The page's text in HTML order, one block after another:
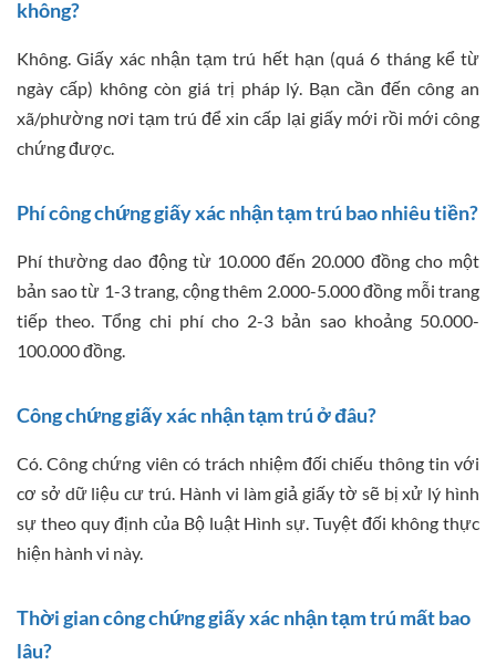
không?
Không. Giấy xác nhận tạm trú hết hạn (quá 6 tháng kể từ
ngày cấp) không còn giá trị pháp lý. Bạn cần đến công an
xã/phường nơi tạm trú để xin cấp lại giấy mới rồi mới công
chứng được.
Phí công chứng giấy xác nhận tạm trú bao nhiêu tiền?
Phí thường dao động từ 10.000 đến 20.000 đồng cho một
bản sao từ 1-3 trang, cộng thêm 2.000-5.000 đồng mỗi trang
tiếp theo. Tổng chi phí cho 2-3 bản sao khoảng 50.000-
100.000 đồng.
Công chứng giấy xác nhận tạm trú ở đâu?
Có. Công chứng viên có trách nhiệm đối chiếu thông tin với
cơ sở dữ liệu cư trú. Hành vi làm giả giấy tờ sẽ bị xử lý hình
sự theo quy định của Bộ luật Hình sự. Tuyệt đối không thực
hiện hành vi này.
Thời gian công chứng giấy xác nhận tạm trú mất bao
lâu?